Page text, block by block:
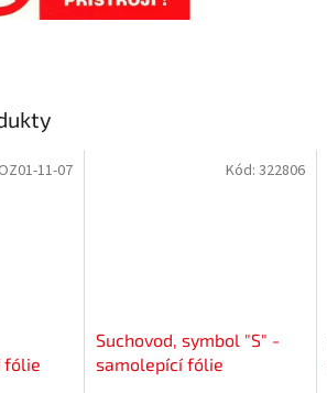
fólie
11-07
Suchovod, symbol "S" -
samolepící fólie
Kód: 322806